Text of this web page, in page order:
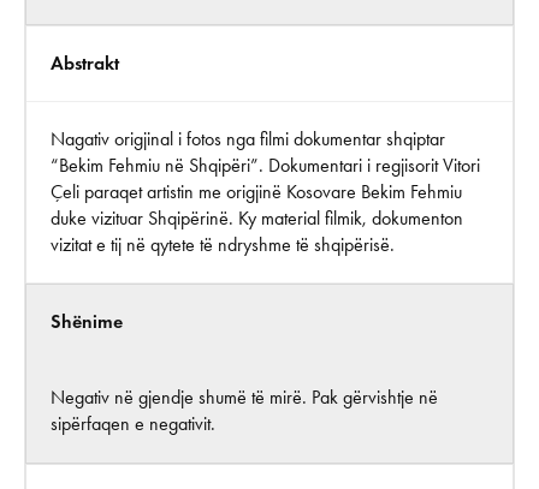
Abstrakt
Nagativ origjinal i fotos nga filmi dokumentar shqiptar
“Bekim Fehmiu në Shqipëri”. Dokumentari i regjisorit Vitori
Çeli paraqet artistin me origjinë Kosovare Bekim Fehmiu
duke vizituar Shqipërinë. Ky material filmik, dokumenton
vizitat e tij në qytete të ndryshme të shqipërisë.
Shënime
Negativ në gjendje shumë të mirë. Pak gërvishtje në
sipërfaqen e negativit.